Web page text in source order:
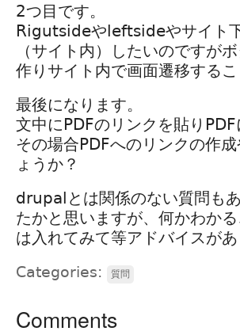
2つ目です。
Rigutsideやleftsideやサイト
（サイト内）したいのですが
作りサイト内で画面遷移する
最後になります。
文中にPDFのリンクを貼り
その場合PDFへのリンクの作
ょうか？
drupalとは関係のない質問も
たかと思いますが、何かわか
は入れてみて等アドバイスが
Categories: 質問
Comments